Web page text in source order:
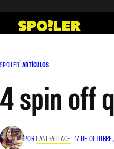
contenido
SPOILER ARTÍCULOS
4 spin off
POR DANI FAILLACE–17 DE